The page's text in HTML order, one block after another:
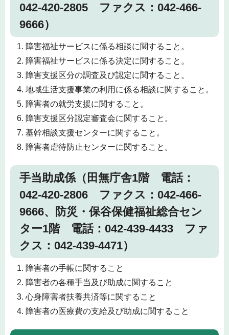
042-420-2805 ファクス：042-466-
9666）
障害福祉サービスに係る相談に関すること。
障害福祉サービスに係る決定に関すること。
障害支援区分の調査及び認定に関すること。
地域生活支援事業の利用に係る相談に関すること。
障害者の就労支援に関すること。
障害支援区分認定審査会に関すること。
基幹相談支援センターに関すること。
障害者虐待防止センターに関すること。
手当助成係（田無庁舎1階 電話：
042-420-2806 ファクス：042-466-
9666、防災・保谷保健福祉総合セン
ター1階 電話：042-439-4433 ファ
クス：042-439-4471）
障害者の手帳に関すること
障害者の各種手当及び助成に関すること
心身障害者扶養共済等に関すること
障害者の医療費の支給及び助成に関すること